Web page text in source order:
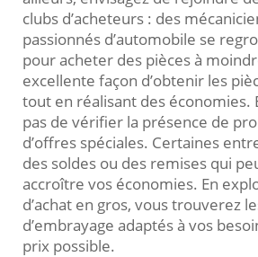
clubs d’acheteurs : des
passionnés d’automobile se
pour acheter des pièces à
excellente façon d’obtenir les
tout en réalisant des économies.
pas de vérifier la présence de
d’offres spéciales. Certaines
des soldes ou des remises qui
accroître vos économies. En
d’achat en gros, vous trouverez
d’embrayage adaptés à vos
prix possible.